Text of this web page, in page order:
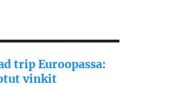
trip Euroopassa:
vinkit